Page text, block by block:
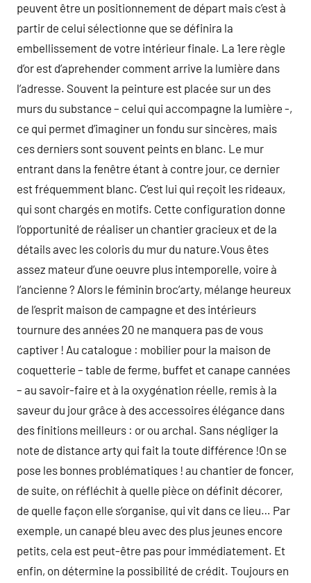
peuvent être un positionnement de départ mais c’est à
partir de celui sélectionne que se définira la
embellissement de votre intérieur finale. La 1ere règle
d’or est d’aprehender comment arrive la lumière dans
l’adresse. Souvent la peinture est placée sur un des
murs du substance – celui qui accompagne la lumière -,
ce qui permet d’imaginer un fondu sur sincères, mais
ces derniers sont souvent peints en blanc. Le mur
entrant dans la fenêtre étant à contre jour, ce dernier
est fréquemment blanc. C’est lui qui reçoit les rideaux,
qui sont chargés en motifs. Cette configuration donne
l’opportunité de réaliser un chantier gracieux et de la
détails avec les coloris du mur du nature.Vous êtes
assez mateur d’une oeuvre plus intemporelle, voire à
l’ancienne ? Alors le féminin broc’arty, mélange heureux
de l’esprit maison de campagne et des intérieurs
tournure des années 20 ne manquera pas de vous
captiver ! Au catalogue : mobilier pour la maison de
coquetterie – table de ferme, buffet et canape cannées
– au savoir-faire et à la oxygénation réelle, remis à la
saveur du jour grâce à des accessoires élégance dans
des finitions meilleurs : or ou archal. Sans négliger la
note de distance arty qui fait la toute différence !On se
pose les bonnes problématiques ! au chantier de foncer,
de suite, on réfléchit à quelle pièce on définit décorer,
de quelle façon elle s’organise, qui vit dans ce lieu… Par
exemple, un canapé bleu avec des plus jeunes encore
petits, cela est peut-être pas pour immédiatement. Et
enfin, on détermine la possibilité de crédit. Toujours en